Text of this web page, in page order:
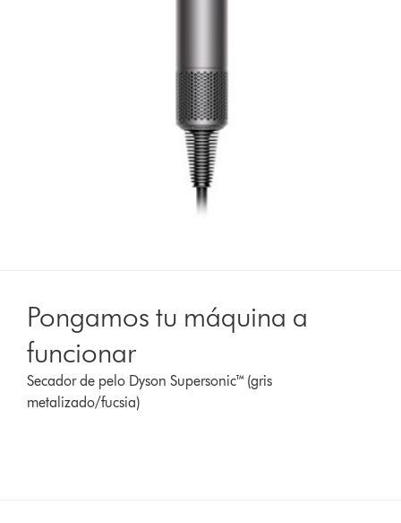
Pongamos tu máquina a
funcionar
Secador de pelo Dyson Supersonic™ (gris
metalizado/fucsia)